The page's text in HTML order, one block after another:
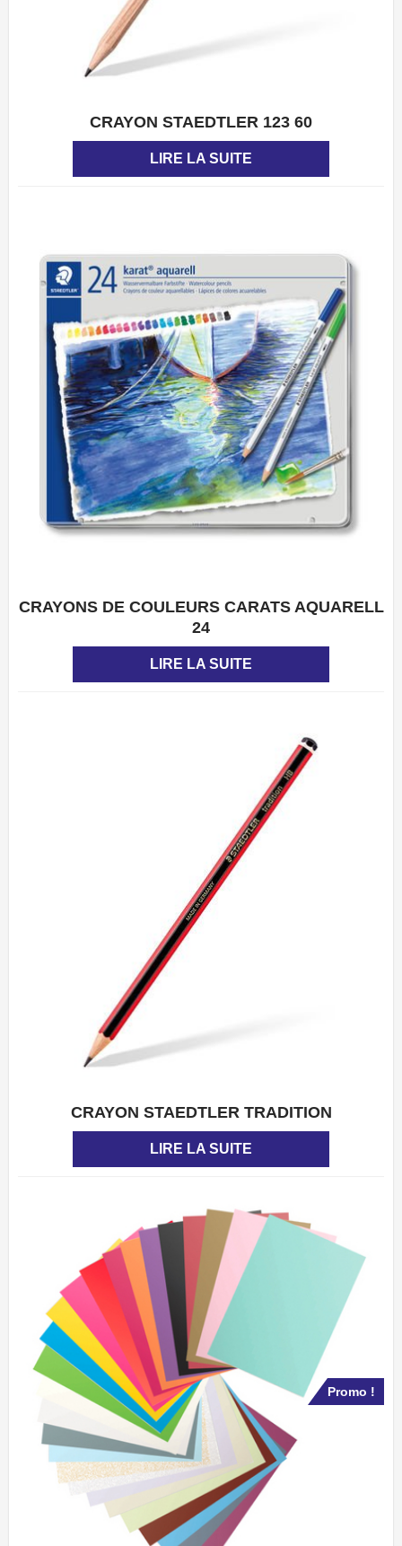
CRAYON STAEDTLER 123 60
LIRE LA SUITE
APERÇU
CRAYONS DE COULEURS CARATS AQUARELL
24
LIRE LA SUITE
CRAYON STAEDTLER TRADITION
LIRE LA SUITE
Promo !